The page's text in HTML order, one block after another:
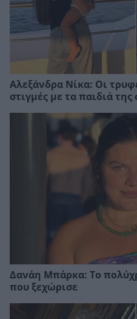
Αλεξάνδρα Νίκα: Οι
στιγμές με τα παιδιά
Δανάη Μπάρκα: Το
που ξεχώρισε